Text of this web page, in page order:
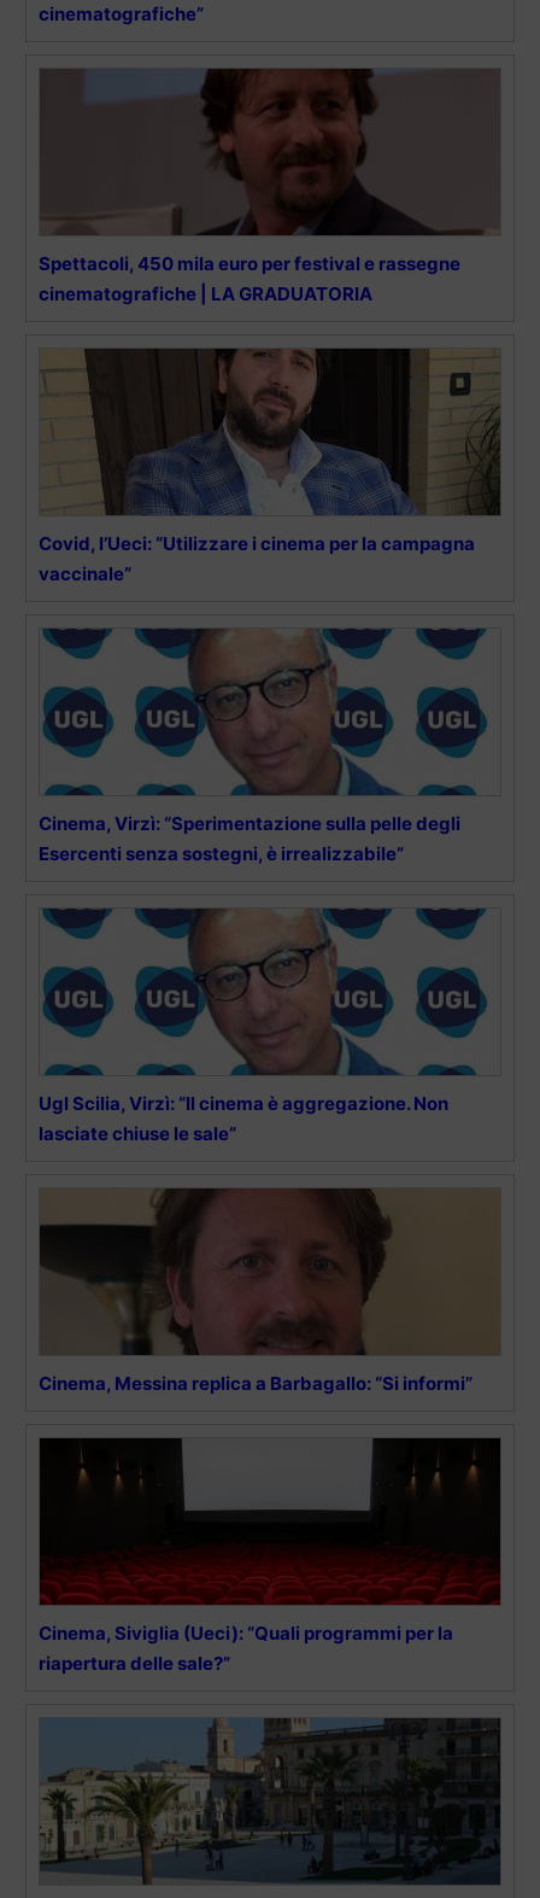
cinematografiche”
Spettacoli, 450 mila euro per festival e rassegne
cinematografiche | LA GRADUATORIA
Covid, l’Ueci: “Utilizzare i cinema per la campagna
vaccinale”
Cinema, Virzì: “Sperimentazione sulla pelle degli
Esercenti senza sostegni, è irrealizzabile”
Ugl Scilia, Virzì: “Il cinema è aggregazione. Non
lasciate chiuse le sale”
Cinema, Messina replica a Barbagallo: “Si informi”
Cinema, Siviglia (Ueci): “Quali programmi per la
riapertura delle sale?”